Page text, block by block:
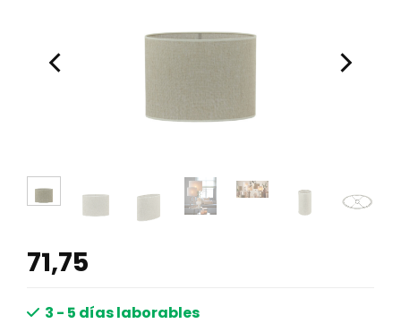
71,75
3 - 5 días laborables